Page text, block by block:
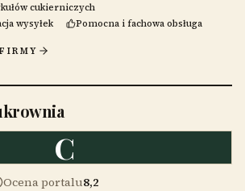
cukierniczych
wysyłek
Pomocna i fachowa obsługa
C
Ocena portalu8,2